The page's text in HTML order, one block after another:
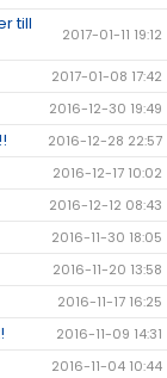
till
2017-01-11 19:12
2017-01-08 17:42
2016-12-30 19:49
2016-12-28 22:57
2016-12-17 10:02
2016-12-12 08:43
2016-11-30 18:05
2016-11-20 13:58
2016-11-17 16:25
2016-11-09 14:31
2016-11-04 10:44